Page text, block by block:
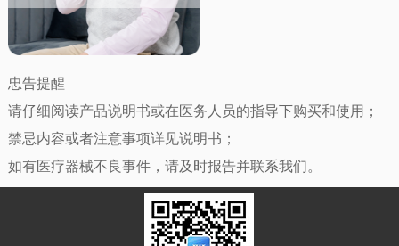
忠告提醒
请仔细阅读产品说明书或在医务人员的指导下购买和使用；
禁忌内容或者注意事项详见说明书；
如有医疗器械不良事件，请及时报告并联系我们。